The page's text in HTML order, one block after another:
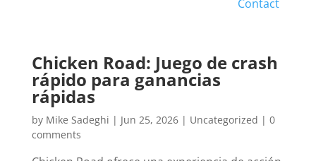
Contact
Chicken Road: Juego de crash
rápido para ganancias
rápidas
by Mike Sadeghi | Jun 25, 2026| Uncategorized | 0
comments